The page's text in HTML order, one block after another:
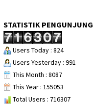
STATISTIK PENGUNJUNG
Users Today : 824
Users Yesterday : 991
This Month : 8087
This Year : 155053
Total Users : 716307